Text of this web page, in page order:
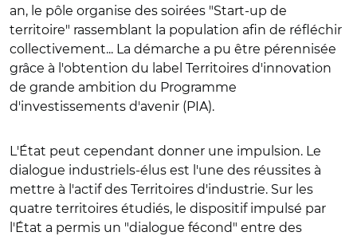
an, le pôle organise des soirées "Start-up de
territoire" rassemblant la population afin de réfléchir
collectivement... La démarche a pu être pérennisée
grâce à l'obtention du label Territoires d'innovation
de grande ambition du Programme
d'investissements d'avenir (PIA).
L'État peut cependant donner une impulsion. Le
dialogue industriels-élus est l'une des réussites à
mettre à l'actif des Territoires d'industrie. Sur les
quatre territoires étudiés, le dispositif impulsé par
l'État a permis un "dialogue fécond" entre des